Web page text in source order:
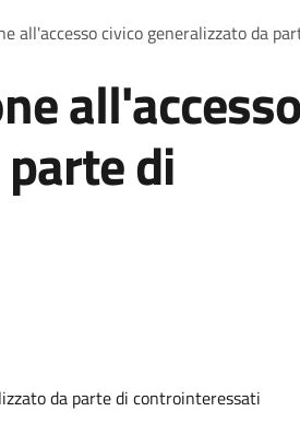
all'accesso civico generalizzato da
all'accesso
di
da parte di controinteressati